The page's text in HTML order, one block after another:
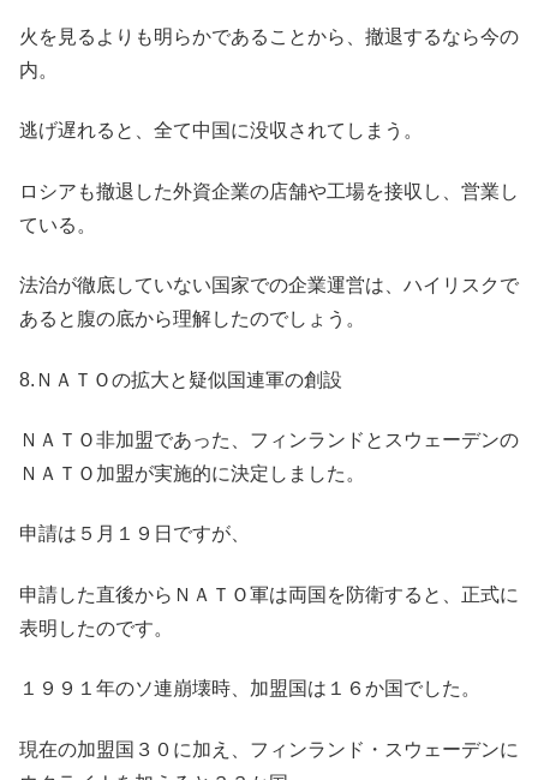
火を見るよりも明らかであることから、撤退するなら今の
内。
逃げ遅れると、全て中国に没収されてしまう。
ロシアも撤退した外資企業の店舗や工場を接収し、営業し
ている。
法治が徹底していない国家での企業運営は、ハイリスクで
あると腹の底から理解したのでしょう。
8.ＮＡＴＯの拡大と疑似国連軍の創設
ＮＡＴＯ非加盟であった、フィンランドとスウェーデンの
ＮＡＴＯ加盟が実施的に決定しました。
申請は５月１９日ですが、
申請した直後からＮＡＴＯ軍は両国を防衛すると、正式に
表明したのです。
１９９１年のソ連崩壊時、加盟国は１６か国でした。
現在の加盟国３０に加え、フィンランド・スウェーデンに